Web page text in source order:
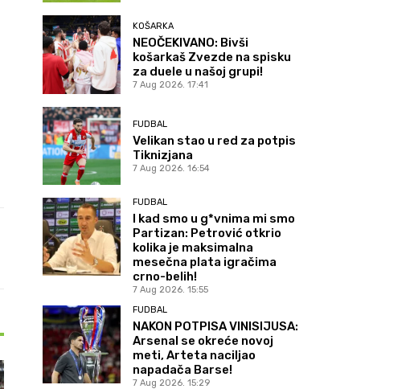
KOŠARKA
NEOČEKIVANO: Bivši
košarkaš Zvezde na spisku
za duele u našoj grupi!
7 Aug 2026. 17:41
FUDBAL
Velikan stao u red za potpis
Tiknizjana
7 Aug 2026. 16:54
FUDBAL
I kad smo u g*vnima mi smo
Partizan: Petrović otkrio
kolika je maksimalna
mesečna plata igračima
crno-belih!
7 Aug 2026. 15:55
FUDBAL
NAKON POTPISA VINISIJUSA:
Arsenal se okreće novoj
meti, Arteta naciljao
napadača Barse!
7 Aug 2026. 15:29